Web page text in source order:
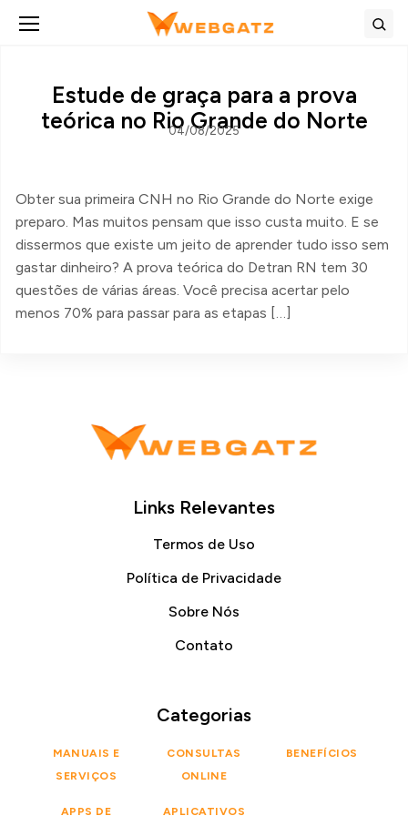
Abrir menu
Estude de graça para a prova
teórica no Rio Grande do Norte
04/08/2025
Obter sua primeira CNH no Rio Grande do Norte exige
preparo. Mas muitos pensam que isso custa muito. E se
dissermos que existe um jeito de aprender tudo isso sem
gastar dinheiro? A prova teórica do Detran RN tem 30
questões de várias áreas. Você precisa acertar pelo
menos 70% para passar para as etapas […]
Links Relevantes
Termos de Uso
Política de Privacidade
Sobre Nós
Contato
Categorias
MANUAIS E
SERVIÇOS
CONSULTAS
ONLINE
BENEFÍCIOS
APPS DE APLICATIVOS